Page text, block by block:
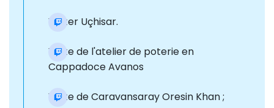
Visiter Uçhisar.
Visite de l'atelier de poterie en
Cappadoce Avanos
Visite de Caravansaray Oresin Khan ;